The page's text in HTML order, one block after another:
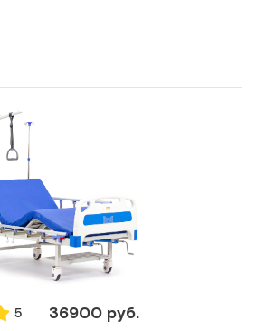
5 36900 руб.